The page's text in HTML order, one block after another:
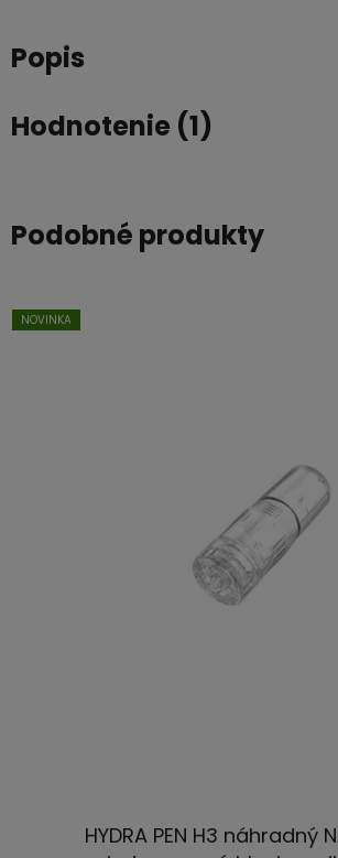
Popis
Hodnotenie (1)
Podobné produkty
NOVINKA
HYDRA PEN H3 náhradný